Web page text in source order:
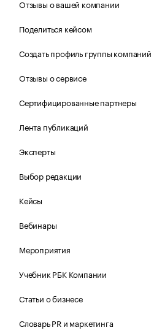
Отзывы о вашей компании
Поделиться кейсом
Создать профиль группы компаний
Отзывы о сервисе
Сертифицированные партнеры
Лента публикаций
Эксперты
Выбор редакции
Кейсы
Вебинары
Мероприятия
Учебник РБК Компании
Статьи о бизнесе
Словарь PR и маркетинга